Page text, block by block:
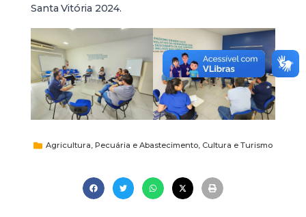
Santa Vitória 2024.
Agricultura, Pecuária e Abastecimento, Cultura e Turismo